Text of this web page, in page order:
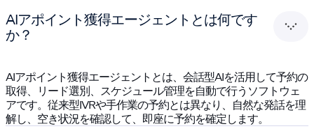
AIアポイント獲得エージェントとは何です
か？
AIアポイント獲得エージェントとは、会話型AIを活用して予約の
取得、リード選別、スケジュール管理を自動で行うソフトウェ
アです。従来型IVRや手作業の予約とは異なり、自然な発話を理
解し、空き状況を確認して、即座に予約を確定します。